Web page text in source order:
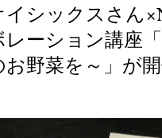
イシックスさん
レーション講座
お野菜を～」が